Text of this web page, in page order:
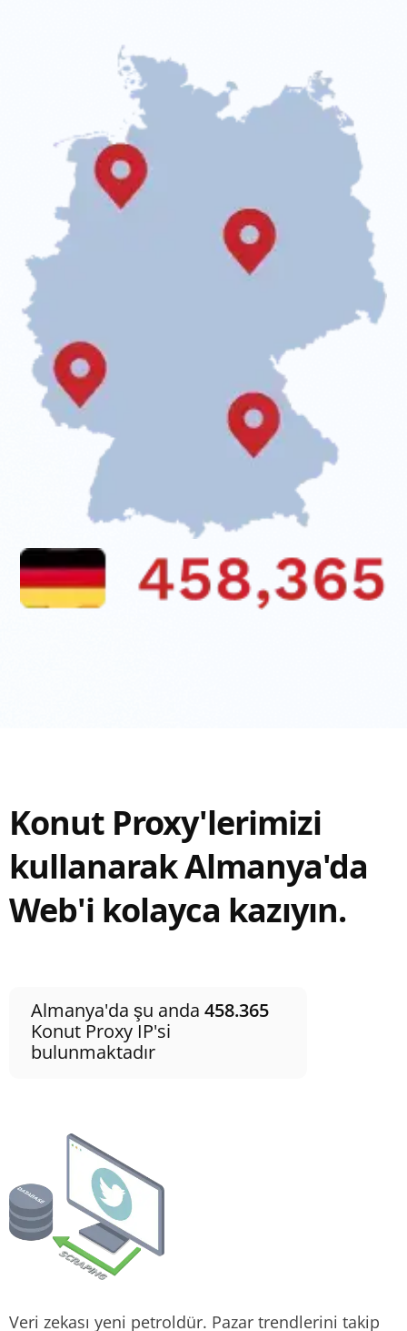
Konut Proxy'lerimizi
kullanarak Almanya'da
Web'i kolayca kazıyın.
Almanya'da şu anda 458.365
Konut Proxy IP'si
bulunmaktadır
Veri zekası yeni petroldür. Pazar trendlerini takip